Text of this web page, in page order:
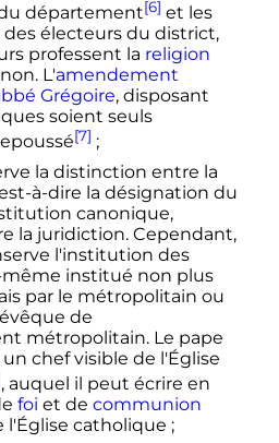
département[6] et les
des électeurs du district,
professent la religion
L'amendement
Grégoire, disposant
soient seuls
[7] ;
la distinction entre la
à-dire la désignation du
canonique,
la juridiction. Cependant,
l'institution des
même institué non plus
par le métropolitain ou
de
métropolitain. Le pape
un chef visible de l'Église
, auquel il peut écrire en
foi et de communion
l'Église catholique ;